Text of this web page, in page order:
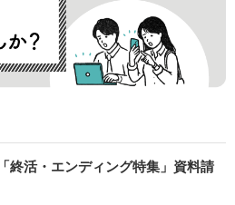
終活・エンディング特集」資料請